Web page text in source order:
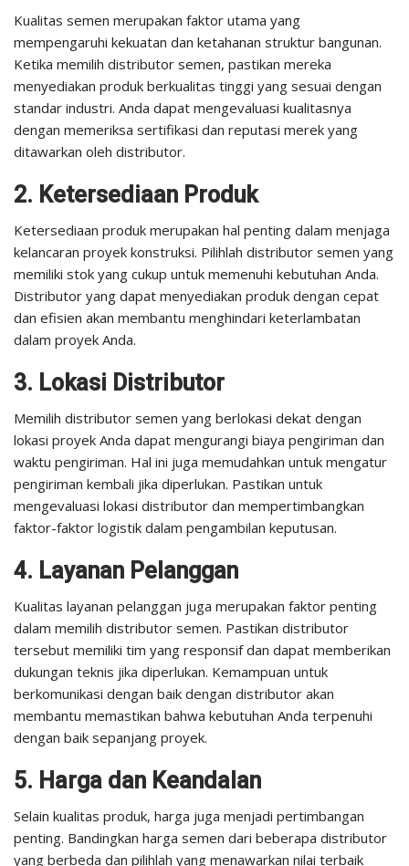
Kualitas semen merupakan faktor utama yang
mempengaruhi kekuatan dan ketahanan struktur bangunan.
Ketika memilih distributor semen, pastikan mereka
menyediakan produk berkualitas tinggi yang sesuai dengan
standar industri. Anda dapat mengevaluasi kualitasnya
dengan memeriksa sertifikasi dan reputasi merek yang
ditawarkan oleh distributor.
2. Ketersediaan Produk
Ketersediaan produk merupakan hal penting dalam menjaga
kelancaran proyek konstruksi. Pilihlah distributor semen yang
memiliki stok yang cukup untuk memenuhi kebutuhan Anda.
Distributor yang dapat menyediakan produk dengan cepat
dan efisien akan membantu menghindari keterlambatan
dalam proyek Anda.
3. Lokasi Distributor
Memilih distributor semen yang berlokasi dekat dengan
lokasi proyek Anda dapat mengurangi biaya pengiriman dan
waktu pengiriman. Hal ini juga memudahkan untuk mengatur
pengiriman kembali jika diperlukan. Pastikan untuk
mengevaluasi lokasi distributor dan mempertimbangkan
faktor-faktor logistik dalam pengambilan keputusan.
4. Layanan Pelanggan
Kualitas layanan pelanggan juga merupakan faktor penting
dalam memilih distributor semen. Pastikan distributor
tersebut memiliki tim yang responsif dan dapat memberikan
dukungan teknis jika diperlukan. Kemampuan untuk
berkomunikasi dengan baik dengan distributor akan
membantu memastikan bahwa kebutuhan Anda terpenuhi
dengan baik sepanjang proyek.
5. Harga dan Keandalan
Selain kualitas produk, harga juga menjadi pertimbangan
penting. Bandingkan harga semen dari beberapa distributor
yang berbeda dan pilihlah yang menawarkan nilai terbaik